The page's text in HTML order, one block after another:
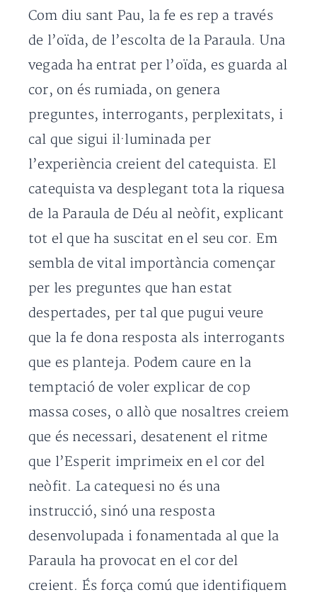
Com diu sant Pau, la fe es rep a través
de l’oïda, de l’escolta de la Paraula. Una
vegada ha entrat per l’oïda, es guarda al
cor, on és rumiada, on genera
preguntes, interrogants, perplexitats, i
cal que sigui il·luminada per
l’experiència creient del catequista. El
catequista va desplegant tota la riquesa
de la Paraula de Déu al neòfit, explicant
tot el que ha suscitat en el seu cor. Em
sembla de vital importància començar
per les preguntes que han estat
despertades, per tal que pugui veure
que la fe dona resposta als interrogants
que es planteja. Podem caure en la
temptació de voler explicar de cop
massa coses, o allò que nosaltres creiem
que és necessari, desatenent el ritme
que l’Esperit imprimeix en el cor del
neòfit. La catequesi no és una
instrucció, sinó una resposta
desenvolupada i fonamentada al que la
Paraula ha provocat en el cor del
creient. És força comú que identifiquem